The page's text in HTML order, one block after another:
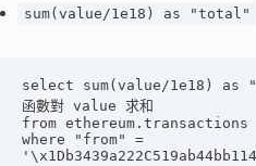
sum(value/1e18) as "total"
select sum(value/1e18) as
函數對 value 求和
from ethereum.transactions
where "from" =